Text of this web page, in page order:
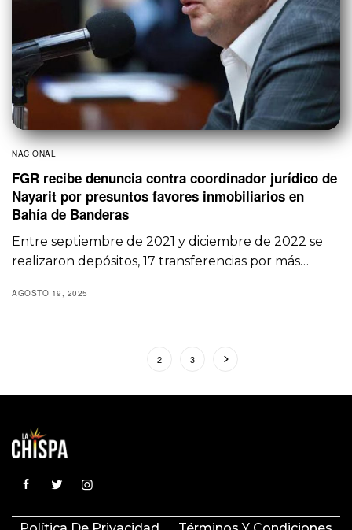
NACIONAL
FGR recibe denuncia contra coordinador jurídico de
Nayarit por presuntos favores inmobiliarios en
Bahía de Banderas
Entre septiembre de 2021 y diciembre de 2022 se
realizaron depósitos, 17 transferencias por más…
AGOSTO 19, 2025
2 3